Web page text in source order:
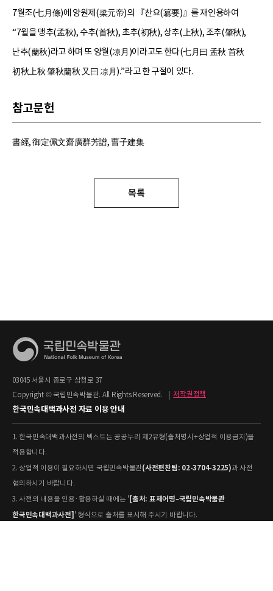
7월조(七月條)에 양원제(梁元帝)의 『찬요(簒要)』를 재인용하여
“7월을 맹추(孟秋), 수추(首秋), 초추(初秋), 상추(上秋), 조추(肇秋),
난추(蘭秋)라고 하며 또 양월(凉月)이라고도 한다(七月曰 孟秋 首秋
初秋上秋 肇秋蘭秋 又曰 凉月).”라고 한 구절이 있다.
참고문헌
書經, 御定佩文齋廣群芳譜, 曹子建集
목록
03045 서울시 종로구 삼청로 37
Copyright © 국립민속박물관. All Rights Reserved.
저작권정책
한국민속대백과사전 자료 이용 안내
1. 한국민속대백과사전의 텍스트는 공공누리 제2유형(출처명시+상업적 이용금지)을
적용합니다.
2. 상업적 이용이 필요하시면 국립민속박물관(사전편찬팀: 02-3704-3225)과 사전
협의하시기 바랍니다.
3. 사전의 내용을 인용·활용하실 때에는 '[출처: 표제어명–국립민속박물관
한국민속대백과사전]' 형식으로 출처를 표시해 주시기 바랍니다.